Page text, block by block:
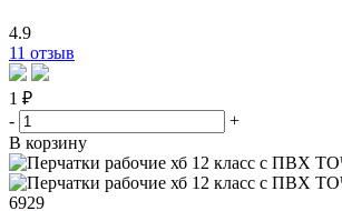
4.9
11 отзыв
1 ₽
-
+
В корзину